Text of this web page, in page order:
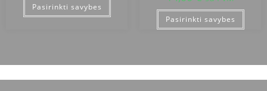
Pasirinkti savybes
Pasirinkti savybes